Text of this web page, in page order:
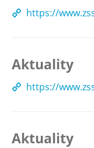
https://
Aktuality
https://
Aktuality